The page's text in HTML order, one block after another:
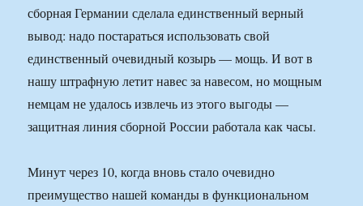
сборная Германии сделала единственный верный
вывод: надо постараться использовать свой
единственный очевидный козырь — мощь. И вот в
нашу штрафную летит навес за навесом, но мощным
немцам не удалось извлечь из этого выгоды —
защитная линия сборной России работала как часы.
Минут через 10, когда вновь стало очевидно
преимущество нашей команды в функциональном